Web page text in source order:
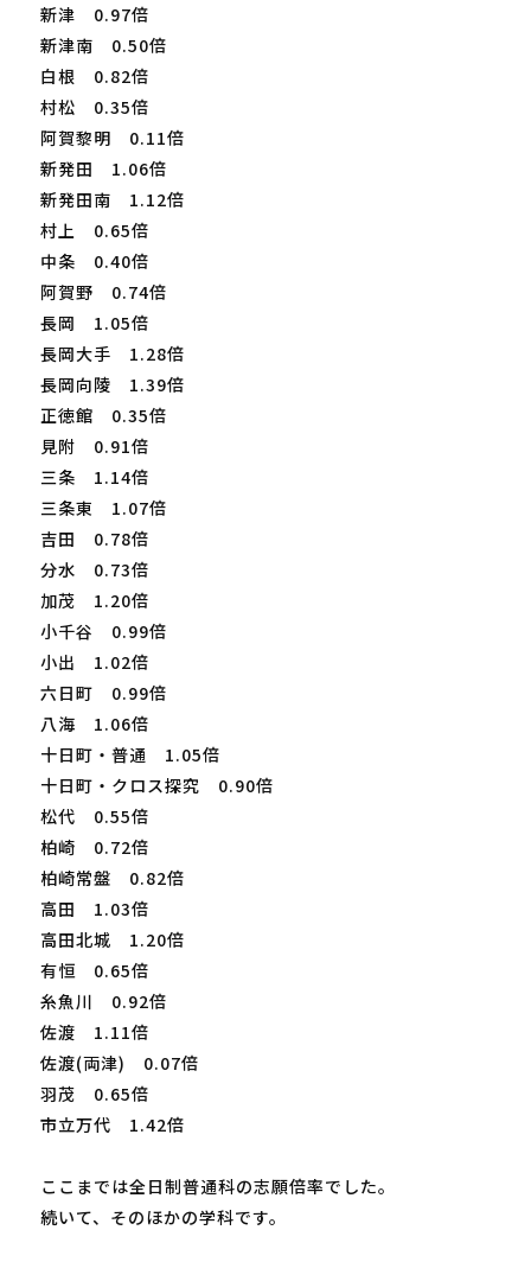
新津 0.97倍
新津南 0.50倍
白根 0.82倍
村松 0.35倍
阿賀黎明 0.11倍
新発田 1.06倍
新発田南 1.12倍
村上 0.65倍
中条 0.40倍
阿賀野 0.74倍
長岡 1.05倍
長岡大手 1.28倍
長岡向陵 1.39倍
正徳館 0.35倍
見附 0.91倍
三条 1.14倍
三条東 1.07倍
吉田 0.78倍
分水 0.73倍
加茂 1.20倍
小千谷 0.99倍
小出 1.02倍
六日町 0.99倍
八海 1.06倍
十日町・普通 1.05倍
十日町・クロス探究 0.90倍
松代 0.55倍
柏崎 0.72倍
柏崎常盤 0.82倍
高田 1.03倍
高田北城 1.20倍
有恒 0.65倍
糸魚川 0.92倍
佐渡 1.11倍
佐渡(両津) 0.07倍
羽茂 0.65倍
市立万代 1.42倍
ここまでは全日制普通科の志願倍率でした。
続いて、そのほかの学科です。